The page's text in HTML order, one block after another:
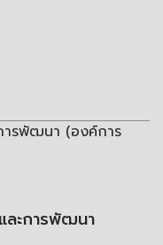
การพัฒนา (องค์การ
ละการพัฒนา